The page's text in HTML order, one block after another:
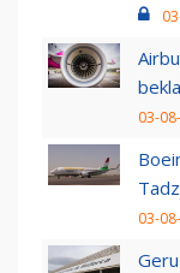
03-
03-